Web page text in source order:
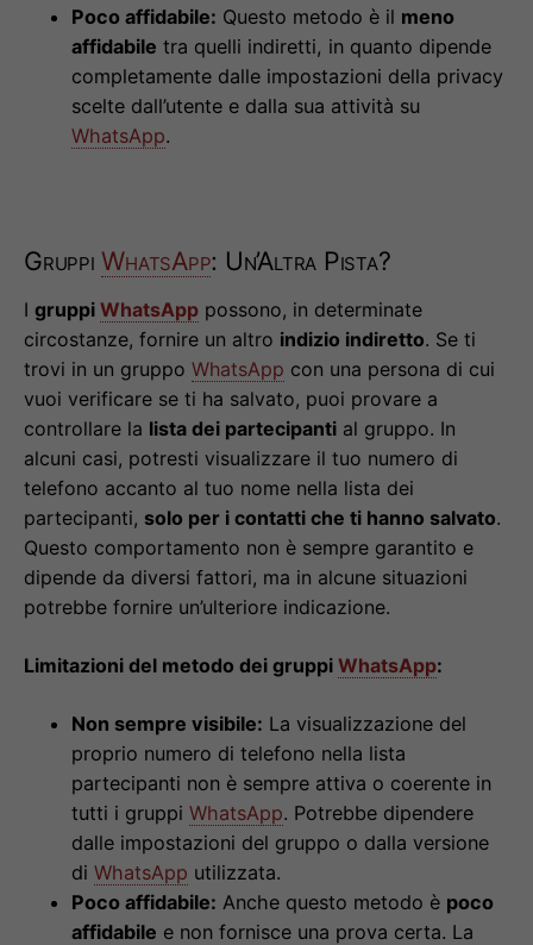
Poco affidabile: Questo metodo è il meno
affidabile tra quelli indiretti, in quanto dipende
completamente dalle impostazioni della privacy
scelte dall’utente e dalla sua attività su
WhatsApp.
GruppiWhatsApp: Un’Altra Pista?
I gruppi WhatsApp possono, in determinate
circostanze, fornire un altro indizio indiretto. Se ti
trovi in un gruppo WhatsApp con una persona di cui
vuoi verificare se ti ha salvato, puoi provare a
controllare la lista dei partecipanti al gruppo. In
alcuni casi, potresti visualizzare il tuo numero di
telefono accanto al tuo nome nella lista dei
partecipanti, solo per i contatti che ti hanno salvato.
Questo comportamento non è sempre garantito e
dipende da diversi fattori, ma in alcune situazioni
potrebbe fornire un’ulteriore indicazione.
Limitazioni del metodo dei gruppi WhatsApp:
Non sempre visibile: La visualizzazione del
proprio numero di telefono nella lista
partecipanti non è sempre attiva o coerente in
tutti i gruppi WhatsApp. Potrebbe dipendere
dalle impostazioni del gruppo o dalla versione
di WhatsApp utilizzata.
Poco affidabile: Anche questo metodo è poco
affidabile e non fornisce una prova certa. La